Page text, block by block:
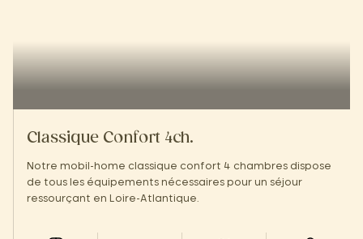
Classique Confort 4ch.
Notre mobil-home classique confort 4 chambres dispose
de tous les équipements nécessaires pour un séjour
ressourçant en Loire-Atlantique.